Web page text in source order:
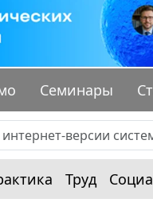
Семинары
Труд